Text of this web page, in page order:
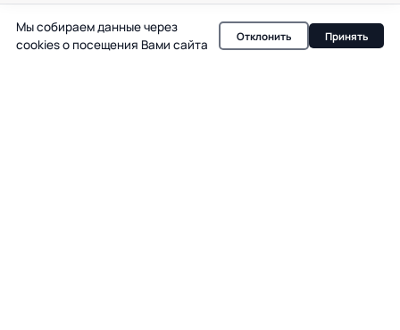
В плей-офф НБА сразу два события привлекли
Мы собираем данные через
cookies о посещения Вами сайта
Отклонить Принять